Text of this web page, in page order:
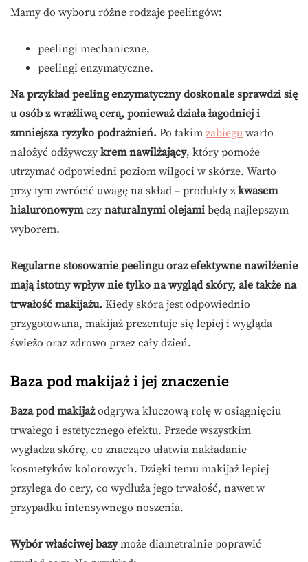
Mamy do wyboru różne rodzaje peelingów:
peelingi mechaniczne,
peelingi enzymatyczne.
Na przykład peeling enzymatyczny doskonale sprawdzi się
u osób z wrażliwą cerą, ponieważ działa łagodniej i
zmniejsza ryzyko podrażnień. Po takim zabiegu warto
nałożyć odżywczy krem nawilżający, który pomoże
utrzymać odpowiedni poziom wilgoci w skórze. Warto
przy tym zwrócić uwagę na skład – produkty z kwasem
hialuronowymczy naturalnymi olejami będą najlepszym
wyborem.
Regularne stosowanie peelingu oraz efektywne nawilżenie
mają istotny wpływ nie tylko na wygląd skóry, ale także na
trwałość makijażu. Kiedy skóra jest odpowiednio
przygotowana, makijaż prezentuje się lepiej i wygląda
świeżo oraz zdrowo przez cały dzień.
Baza pod makijaż i jej znaczenie
Baza pod makijażodgrywa kluczową rolę w osiągnięciu
trwałego i estetycznego efektu. Przede wszystkim
wygładza skórę, co znacząco ułatwia nakładanie
kosmetyków kolorowych. Dzięki temu makijaż lepiej
przylega do cery, co wydłuża jego trwałość, nawet w
przypadku intensywnego noszenia.
Wybór właściwej bazymoże diametralnie poprawić